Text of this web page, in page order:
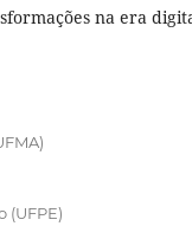
na era
(UFPE)